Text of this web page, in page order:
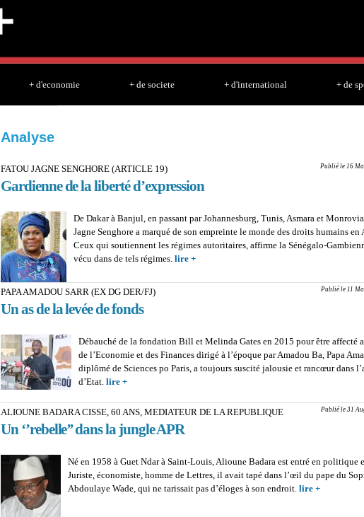
+ d'economie + de societe + d'international + de
Analyse
Publié le 16
FATOU JAGNE SENGHORE (ARTICLE 19)
Gardienne de la liberté d’expression
De Dakar à Banjul, en passant par Johannesburg, Tunis, Asmara et
Jagne Senghore a marqué de son empreinte le monde des droits humains en
Ceux qui soutiennent les régimes autoritaires, affirme la Sénégalo-
vécu dans de tels régimes. lire +
Publié le 11
PAPA AMADOU SARR (EX DG DER/FJ)
Un as de la levée de fonds
Débauché de la fondation Bill et Melinda Gates en 2015 pour être affecté
de l’Economie et des Finances dirigé à l’époque par Amadou Ba, Papa
diplômé de Sciences po Paris, a toujours suscité jalousie et rancœur dans
d’Etat. lire +
Publié le 31
ALIOUNE BADARA CISSE, 60 ANS, MEDIATEUR DE LA REPUBLIQUE
Un ‘’rebelle’’ dans la jungle APR
Né en 1958 à Guet Ndar à Saint-Louis, Alioune Badara est entré en politique
Juriste, économiste, homme de Lettres, il avait tapé dans l’œil du pape du
Abdoulaye Wade, qui ne tarissait pas d’éloges à son endroit. lire +